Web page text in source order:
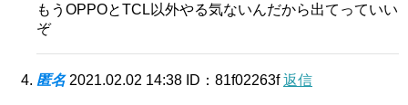
もうOPPOとTCL以外やる気ないんだから出てっていい
ぞ
匿名 2021.02.02 14:38 ID：81f02263f返信